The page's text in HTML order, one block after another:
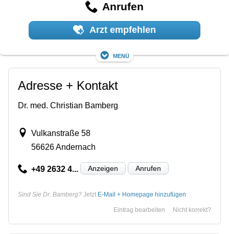
Anrufen
Arzt empfehlen
Menü
Adresse + Kontakt
Dr. med. Christian Bamberg
Vulkanstraße 58
56626 Andernach
+49 2632 4... Anzeigen Anrufen
Sind Sie Dr. Bamberg? Jetzt E-Mail + Homepage hinzufügen
Nicht korrekt?
Eintrag bearbeiten